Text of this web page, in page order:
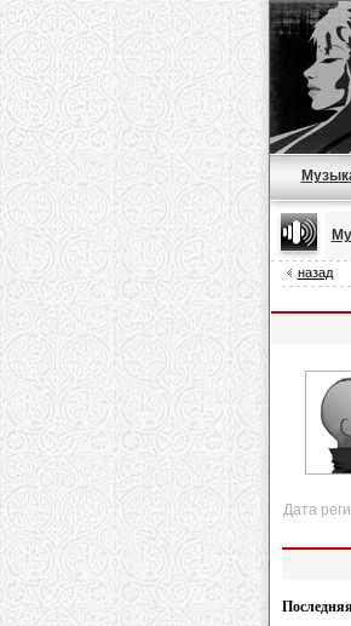
назад
Дата